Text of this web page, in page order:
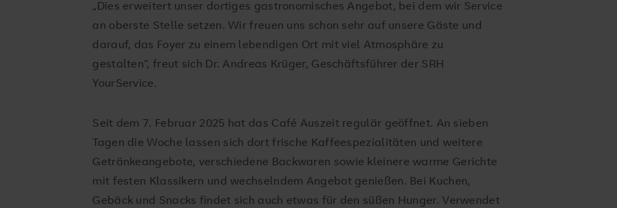
„Dies erweitert unser dortiges gastronomisches Angebot, bei dem wir Service
an oberste Stelle setzen. Wir freuen uns schon sehr auf unsere Gäste und
darauf, das Foyer zu einem lebendigen Ort mit viel Atmosphäre zu
gestalten“, freut sich Dr. Andreas Krüger, Geschäftsführer der SRH
YourService.
Seit dem 7. Februar 2025 hat das Café Auszeit regulär geöffnet. An sieben
Tagen die Woche lassen sich dort frische Kaffeespezialitäten und weitere
Getränkeangebote, verschiedene Backwaren sowie kleinere warme Gerichte
mit festen Klassikern und wechselndem Angebot genießen. Bei Kuchen,
Gebäck und Snacks findet sich auch etwas für den süßen Hunger. Verwendet